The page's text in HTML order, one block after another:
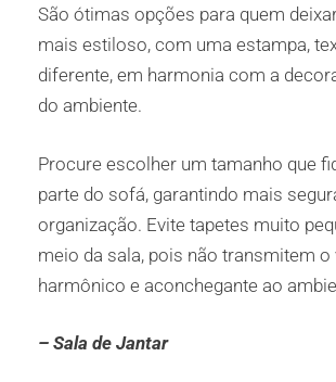
São ótimas opções para quem
mais estiloso, com uma estampa,
diferente, em harmonia com a
do ambiente.
Procure escolher um tamanho que
parte do sofá, garantindo mais
organização. Evite tapetes muito
meio da sala, pois não transmitem o
harmônico e aconchegante ao
– Sala de Jantar